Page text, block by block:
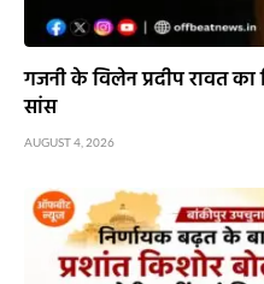
गजनी के विलेन प्रदीप रावत
सांस
AUGUST 4, 2026